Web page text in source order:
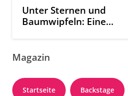
Unter Sternen und
Baumwipfeln: Eine
Magazin
Startseite Backstage